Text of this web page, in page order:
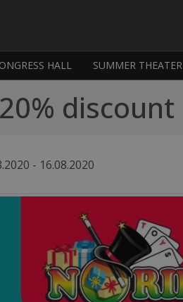
HALL SUMMER THEATER
discount
- 16.08.2020